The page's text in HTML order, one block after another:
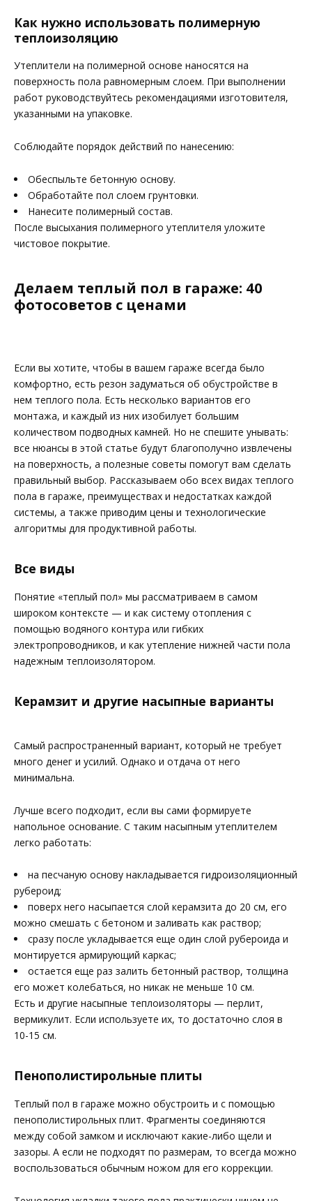
Как нужно использовать полимерную
теплоизоляцию
Утеплители на полимерной основе наносятся на
поверхность пола равномерным слоем. При выполнении
работ руководствуйтесь рекомендациями изготовителя,
указанными на упаковке.
Соблюдайте порядок действий по нанесению:
Обеспыльте бетонную основу.
Обработайте пол слоем грунтовки.
Нанесите полимерный состав.
После высыхания полимерного утеплителя уложите
чистовое покрытие.
Делаем теплый пол в гараже: 40
фотосоветов с ценами
Если вы хотите, чтобы в вашем гараже всегда было
комфортно, есть резон задуматься об обустройстве в
нем теплого пола. Есть несколько вариантов его
монтажа, и каждый из них изобилует большим
количеством подводных камней. Но не спешите унывать:
все нюансы в этой статье будут благополучно извлечены
на поверхность, а полезные советы помогут вам сделать
правильный выбор. Рассказываем обо всех видах теплого
пола в гараже, преимуществах и недостатках каждой
системы, а также приводим цены и технологические
алгоритмы для продуктивной работы.
Все виды
Понятие «теплый пол» мы рассматриваем в самом
широком контексте — и как систему отопления с
помощью водяного контура или гибких
электропроводников, и как утепление нижней части пола
надежным теплоизолятором.
Керамзит и другие насыпные варианты
Самый распространенный вариант, который не требует
много денег и усилий. Однако и отдача от него
минимальна.
Лучше всего подходит, если вы сами формируете
напольное основание. С таким насыпным утеплителем
легко работать:
на песчаную основу накладывается гидроизоляционный
рубероид;
поверх него насыпается слой керамзита до 20 см, его
можно смешать с бетоном и заливать как раствор;
сразу после укладывается еще один слой рубероида и
монтируется армирующий каркас;
остается еще раз залить бетонный раствор, толщина
его может колебаться, но никак не меньше 10 см.
Есть и другие насыпные теплоизоляторы — перлит,
вермикулит. Если используете их, то достаточно слоя в
10-15 см.
Пенополистирольные плиты
Теплый пол в гараже можно обустроить и с помощью
пенополистирольных плит. Фрагменты соединяются
между собой замком и исключают какие-либо щели и
зазоры. А если не подходят по размерам, то всегда можно
воспользоваться обычным ножом для его коррекции.